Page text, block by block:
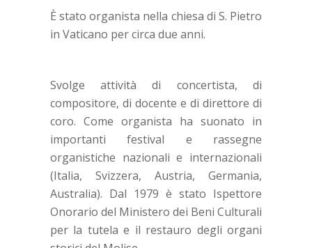
È stato organista nella chiesa di S. Pietro
in Vaticano per circa due anni.
Svolge attività di concertista, di
compositore, di docente e di direttore di
coro. Come organista ha suonato in
importanti festival e rassegne
organistiche nazionali e internazionali
(Italia, Svizzera, Austria, Germania,
Australia). Dal 1979 è stato Ispettore
Onorario del Ministero dei Beni Culturali
per la tutela e il restauro degli organi